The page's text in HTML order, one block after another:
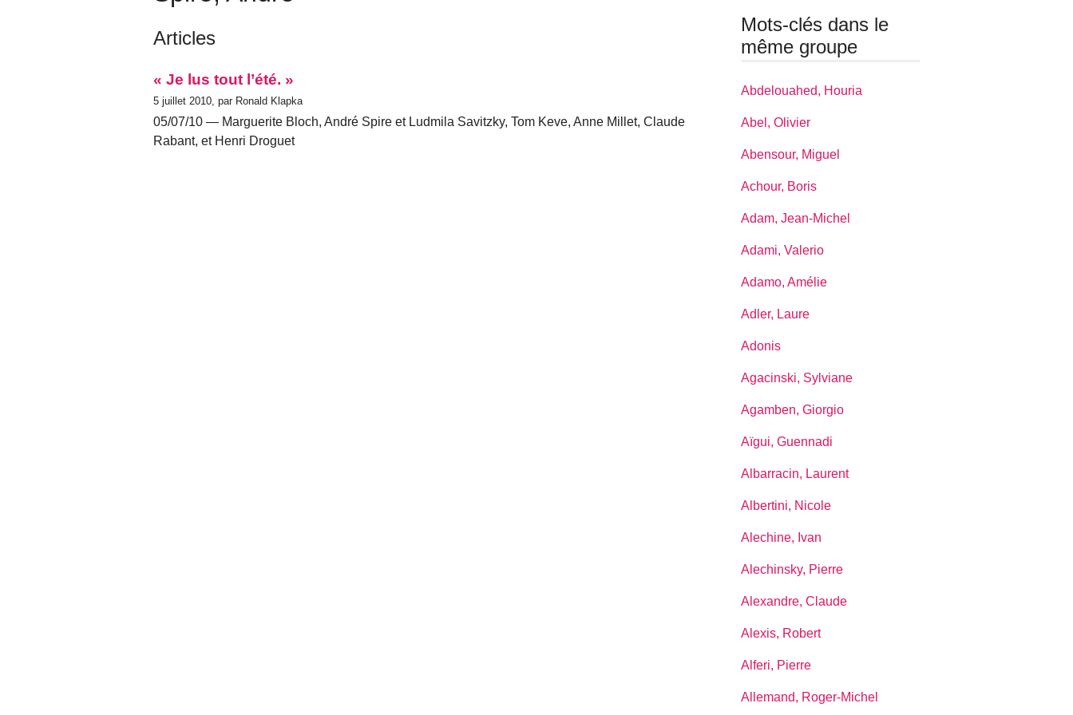
Articles
« Je lus tout l’été. »
5 juillet 2010, par Ronald Klapka
05/07/10 — Marguerite Bloch, André Spire et Ludmila Savitzky, Tom Keve, Anne Millet, Claude
Rabant, et Henri Droguet
Mots-clés dans le
même groupe
Abdelouahed, Houria
Abel, Olivier
Abensour, Miguel
Achour, Boris
Adam, Jean-Michel
Adami, Valerio
Adamo, Amélie
Adler, Laure
Adonis
Agacinski, Sylviane
Agamben, Giorgio
Aïgui, Guennadi
Albarracin, Laurent
Albertini, Nicole
Alechine, Ivan
Alechinsky, Pierre
Alexandre, Claude
Alexis, Robert
Alferi, Pierre
Allemand, Roger-Michel